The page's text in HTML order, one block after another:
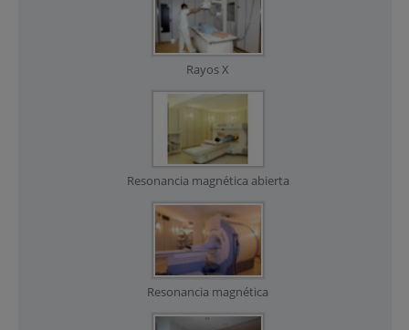
Rayos X
Resonancia magnética abierta
Resonancia magnética